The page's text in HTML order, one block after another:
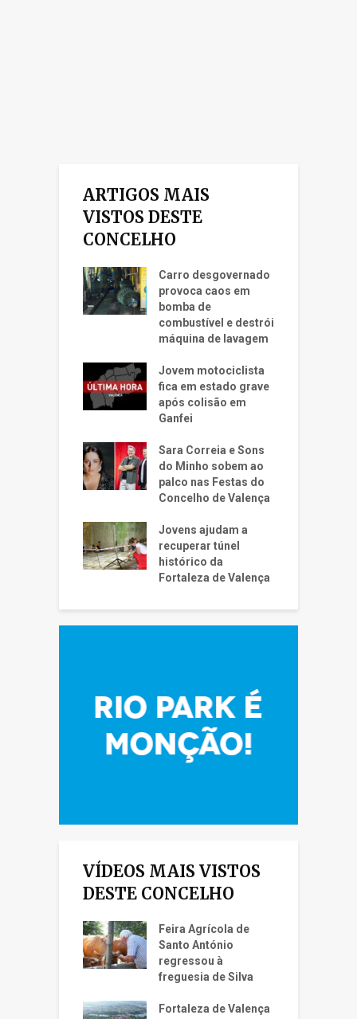
ARTIGOS MAIS
VISTOS DESTE
CONCELHO
Carro desgovernado
provoca caos em
bomba de
combustível e destrói
máquina de lavagem
Jovem motociclista
fica em estado grave
após colisão em
Ganfei
Sara Correia e Sons
do Minho sobem ao
palco nas Festas do
Concelho de Valença
Jovens ajudam a
recuperar túnel
histórico da
Fortaleza de Valença
VÍDEOS MAIS VISTOS
DESTE CONCELHO
Feira Agrícola de
Santo António
regressou à
freguesia de Silva
Fortaleza de Valença